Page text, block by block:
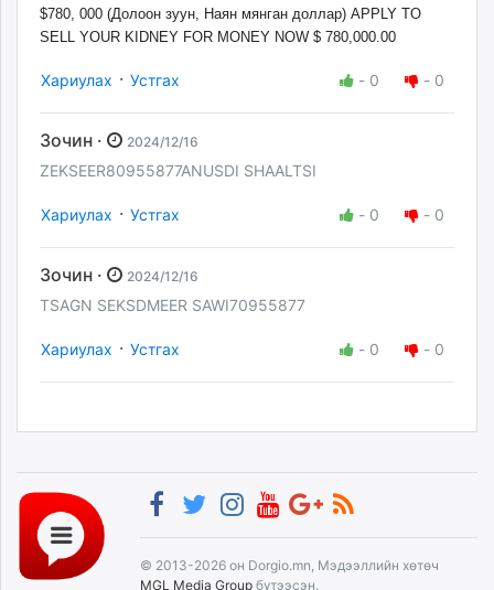
$780, 000 (Долоон зуун, Наян мянган доллар) APPLY TO
SELL YOUR KIDNEY FOR MONEY NOW $ 780,000.00
Хариулах · Устгах - 0 - 0
Зочин · 2024/12/16
ZEKSEER80955877ANUSDI SHAALTSI
Хариулах · Устгах - 0 - 0
Зочин · 2024/12/16
TSAGN SEKSDMEER SAWI70955877
Хариулах · Устгах - 0 - 0
© 2013-2026 он Dorgio.mn, Мэдээллийн хөтөч
MGL Media Group бүтээсэн.